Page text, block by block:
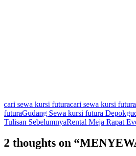
cari sewa kursi futuracari sewa kursi
futuraGudang Sewa kursi futura Depok
Navigasi
Tulisan
Tulisan SebelumnyaRental Meja Rapat
2 thoughts on